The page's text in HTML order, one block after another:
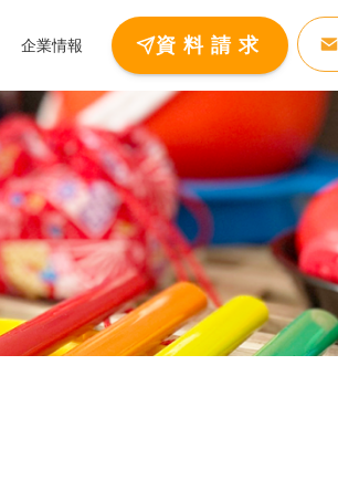
企業情報 資 料 請 求